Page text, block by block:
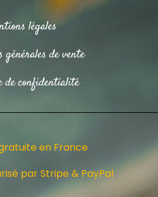
légales
générales de vente
de confidentialité
en France
par Stripe & PayPal